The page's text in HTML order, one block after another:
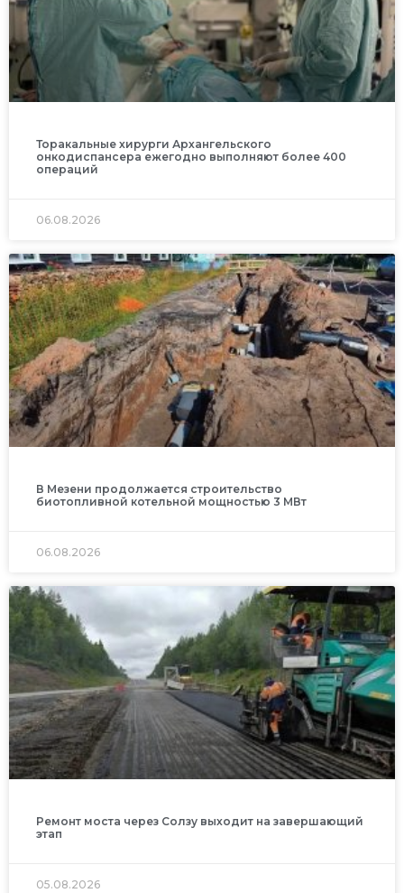
Торакальные хирурги Архангельского
онкодиспансера ежегодно выполняют более 400
операций
06.08.2026
В Мезени продолжается строительство
биотопливной котельной мощностью 3 МВт
06.08.2026
Ремонт моста через Солзу выходит на завершающий
этап
05.08.2026